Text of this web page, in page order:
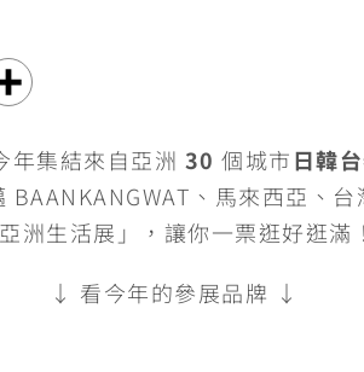
年集結來自亞洲 30 個城市日韓
BAANKANGWAT、馬來西亞、
洲生活展」，讓你一票逛好逛滿！
↓ 看今年的參展品牌 ↓